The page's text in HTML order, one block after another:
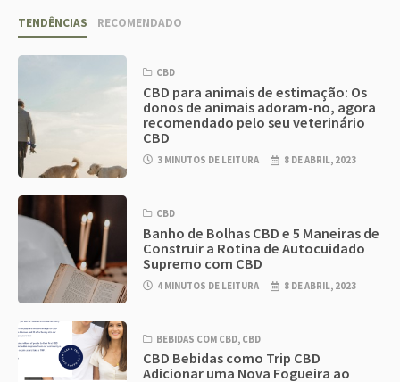
TENDÊNCIAS RECOMENDADO
CBD
CBD para animais de estimação: Os
donos de animais adoram-no, agora
recomendado pelo seu veterinário
CBD
3 MINUTOS DE LEITURA 8 DE ABRIL, 2023
CBD
Banho de Bolhas CBD e 5 Maneiras de
Construir a Rotina de Autocuidado
Supremo com CBD
4 MINUTOS DE LEITURA 8 DE ABRIL, 2023
BEBIDAS COM CBD, CBD
CBD Bebidas como Trip CBD
Adicionar uma Nova Fogueira ao